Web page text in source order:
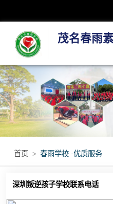
茂名春雨
首页 > 春雨学校 ·优质服务
深圳叛逆孩子学校联系电话
叛逆孩子学校
学生厌学学校
孩子厌学学校
青少年厌学学校